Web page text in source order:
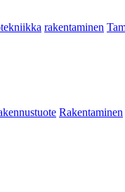
rakentaminen
Rakentaminen